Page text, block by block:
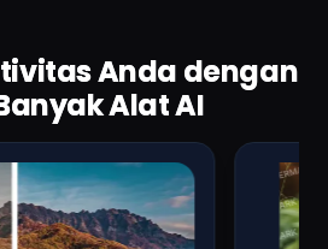
Anda dengan
Alat AI